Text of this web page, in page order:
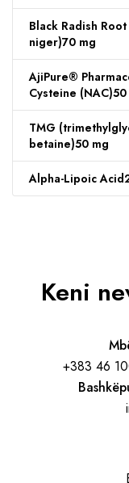
Black Radish
niger)70 mg
AjiPure®
Cysteine (NAC)50
TMG
betaine)50 mg
Alpha-Lipoic Acid
Keni
+383 46